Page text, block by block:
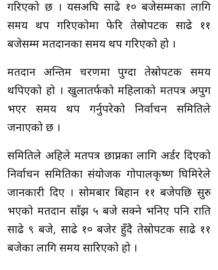
गरिएको छ । यसअघि साढे १० बजेसम्मका लागि
समय थप गरिएकोमा फेरि तेस्रोपटक साढे ११
बजेसम्म मतदानका समय थप गरिएको हो ।
मतदान अन्तिम चरणमा पुग्दा तेस्रोपटक समय
थपिएको हो । खुलातर्फको महिलाको मतपत्र अपुग
भएर समय थप गर्नुपरेको निर्वाचन समितिले
जनाएको छ ।
समितिले अहिले मतपत्र छाप्नका लागि अर्डर दिएको
निर्वाचन समितिका संयोजक गोपालकृष्ण घिमिरेले
जानकारी दिए । सोमबार बिहान ११ बजेपछि सुरु
भएको मतदान साँझ ५ बजे सक्ने भनिए पनि राति
साढे ९ बजे, साढे १० बजेर हुँदै तेस्रोपटक साढे ११
बजेका लागि समय सारिएको हो ।